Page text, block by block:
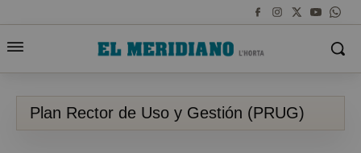
Plan Rector de Uso y Gestión (PRUG)